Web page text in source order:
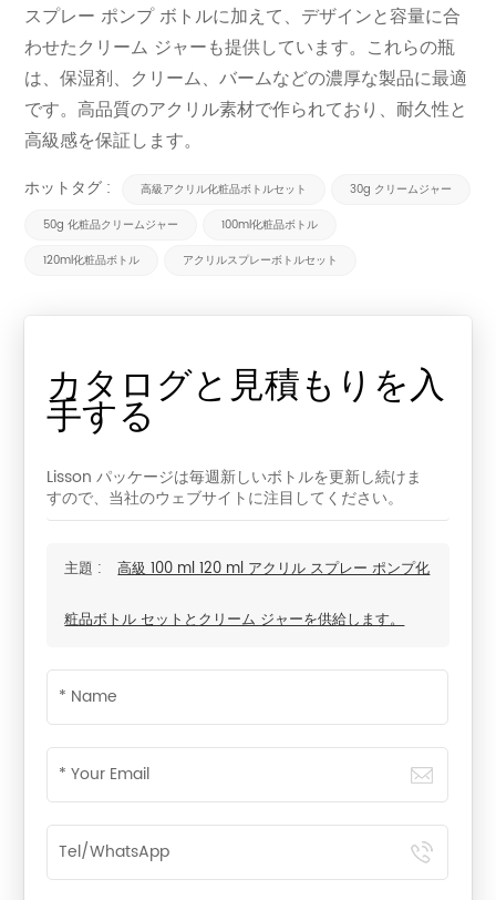
スプレー ポンプ ボトルに加えて、デザインと容量に合
わせたクリーム ジャーも提供しています。これらの瓶
は、保湿剤、クリーム、バームなどの濃厚な製品に最適
です。高品質のアクリル素材で作られており、耐久性と
高級感を保証します。
ホットタグ : 高級アクリル化粧品ボトルセット
30g クリームジャー
50g 化粧品クリームジャー
100ml化粧品ボトル
120ml化粧品ボトル
アクリルスプレーボトルセット
カタログと見積もりを入
手する
Lisson パッケージは毎週新しいボトルを更新し続けま
すので、当社のウェブサイトに注目してください。
主題 : 高級 100 ml 120 ml アクリル スプレー ポンプ化
粧品ボトル セットとクリーム ジャーを供給します。